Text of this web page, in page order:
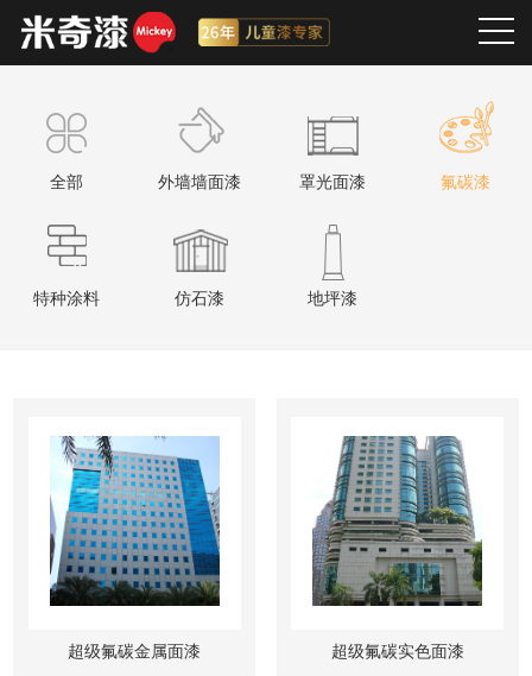
全部 外墙墙面漆 罩光面漆 氟碳漆
特种涂料 仿石漆 地坪漆
超级氟碳金属面漆 超级氟碳实色面漆